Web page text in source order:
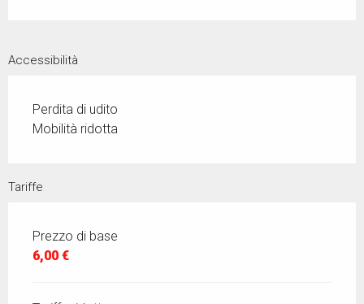
Accessibilità
Perdita di udito
Mobilità ridotta
Tariffe
Prezzo di base
6,00 €